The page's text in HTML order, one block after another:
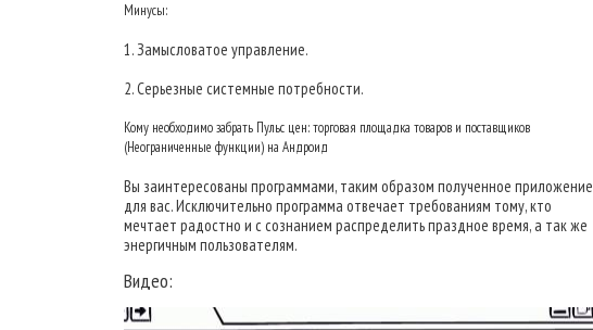
Минусы:
1. Замысловатое управление.
2. Серьезные системные потребности.
Кому необходимо забрать Пульс цен: торговая площадка товаров и поставщиков
(Неограниченные функции) на Андроид
Вы заинтересованы программами, таким образом полученное приложение
для вас. Исключительно программа отвечает требованиям тому, кто
мечтает радостно и с сознанием распределить праздное время, а так же
энергичным пользователям.
Видео: